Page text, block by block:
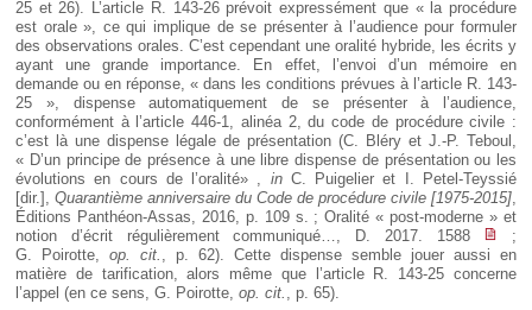
25 et 26). L’article R. 143-26 prévoit expressément que « la procédure
est orale », ce qui implique de se présenter à l’audience pour formuler
des observations orales. C’est cependant une oralité hybride, les écrits y
ayant une grande importance. En effet, l’envoi d’un mémoire en
demande ou en réponse, « dans les conditions prévues à l’article R. 143-
25 », dispense automatiquement de se présenter à l’audience,
conformément à l’article 446-1, alinéa 2, du code de procédure civile :
c’est là une dispense légale de présentation (C. Bléry et J.-P. Teboul,
« D’un principe de présence à une libre dispense de présentation ou les
évolutions en cours de l’oralité» , in C. Puigelier et I. Petel-Teyssié
[dir.], Quarantième anniversaire du Code de procédure civile [1975-2015],
Éditions Panthéon-Assas, 2016, p. 109 s. ; Oralité « post-moderne » et
notion d’écrit régulièrement communiqué…, D. 2017. 1588
;
G. Poirotte, op. cit. , p. 62). Cette dispense semble jouer aussi en
matière de tarification, alors même que l’article R. 143-25 concerne
l’appel (en ce sens, G. Poirotte, op. cit. , p. 65).